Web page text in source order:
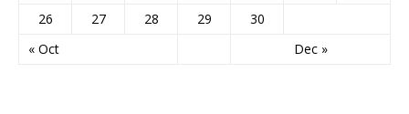
« Oct Dec »
26
27 28 29 30